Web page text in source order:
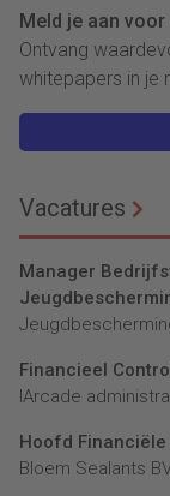
Meld je aan
Ontvang
whitepapers in je
Vacatures
Manager
Financieel
lArcade
Hoofd
Bloem Sealants